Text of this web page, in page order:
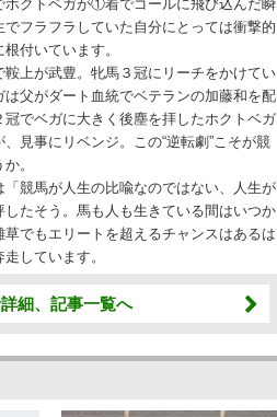
クトベガが①着でゴールに飛び込んだ瞬
フラフラしていた自分にとっては衝撃的
付いています。
上が武豊。牝馬３冠にリーチをかけてい
父がダート血統でベテランの加藤和を配
でベガに大きく後塵を拝したホクトベガ
見事にリベンジ。この“逆転劇”こそが競
。
競馬が人生の比喩なのではない、人生が
たそう。馬も人も生きている間はいつか
でもエリートを超えるチャンスはあるは
しています。
細、記事一覧へ